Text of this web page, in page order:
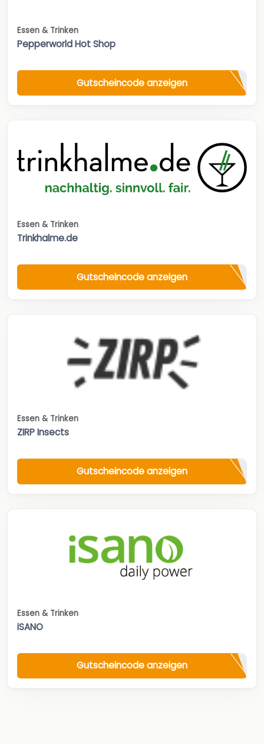
Essen & Trinken
Pepperworld Hot Shop
Gutscheincode anzeigen
Essen & Trinken
Trinkhalme.de
Gutscheincode anzeigen
Essen & Trinken
ZIRP Insects
Gutscheincode anzeigen
Essen & Trinken
iSANO
Gutscheincode anzeigen